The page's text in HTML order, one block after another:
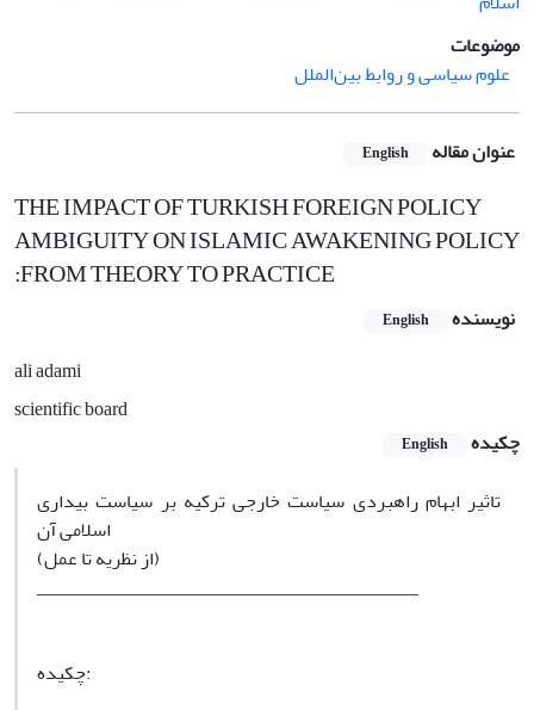
موضوعات
علوم سیاسی و روابط بین‌الملل
عنوان مقاله English
THE IMPACT OF TURKISH FOREIGN POLICY
AMBIGUITY ON ISLAMIC AWAKENING POLICY
:FROM THEORY TO PRACTICE
نویسنده English
ali adami
scientific board
چکیده
English
تاثیر ابهام راهبردی سیاست خارجی ترکیه بر سیاست بیداری
اسلامی آن
(از نظریه تا عمل)
________________________________________
چکیده: